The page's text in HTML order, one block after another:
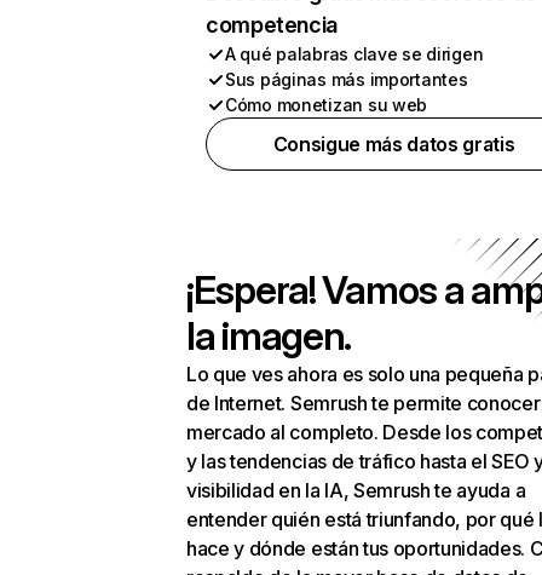
competencia
A qué palabras clave se dirigen
Sus páginas más importantes
Cómo monetizan su web
Consigue más datos gratis
¡Espera! Vamos a
la imagen.
Lo que ves ahora es solo una pequeña
de Internet. Semrush te permite
mercado al completo. Desde los
y las tendencias de tráfico hasta el SEO
visibilidad en la IA, Semrush te ayuda a
entender quién está triunfando, por qué
hace y dónde están tus oportunidades.